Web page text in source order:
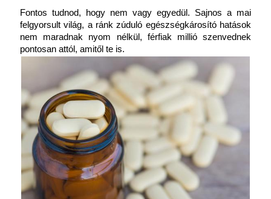
Fontos tudnod, hogy nem vagy egyedül. Sajnos a mai
felgyorsult világ, a ránk zúduló egészségkárosító hatások
nem maradnak nyom nélkül, férfiak millió szenvednek
pontosan attól, amitől te is.